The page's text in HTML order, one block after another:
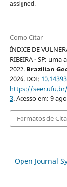
assigned.
Como Citar
ÍNDICE DE
RIBEIRA - SP:
2022. Brazilian
2026. DOI:
https://
3. Acesso em: 9
Formatos de
Open Journal